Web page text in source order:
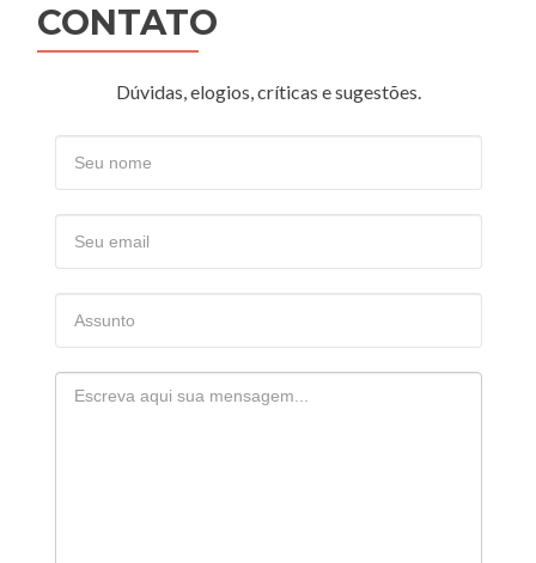
CONTATO
Dúvidas, elogios, críticas e sugestões.